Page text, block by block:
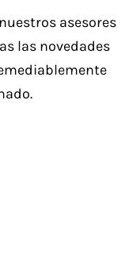
asesores
las novedades